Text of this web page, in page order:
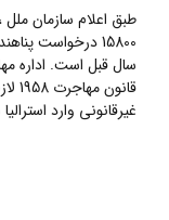
سال قبل است. اداره
غیرقانونی وارد